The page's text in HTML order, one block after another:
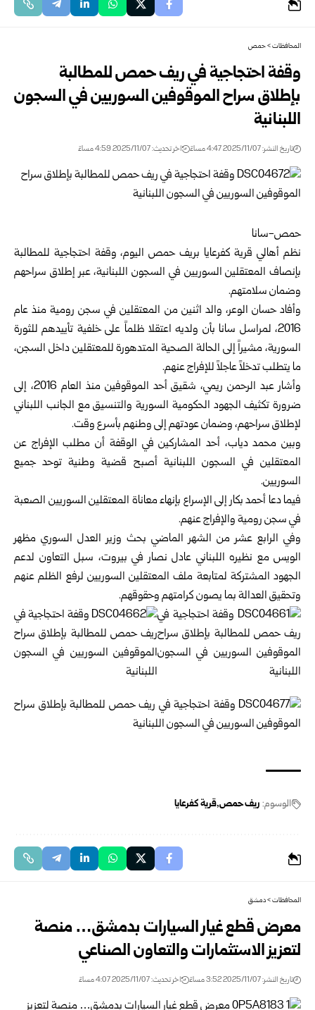
المحافظات>حمص
وقفة احتجاجية في ريف حمص للمطالبة
بإطلاق سراح الموقوفين السوريين في السجون
اللبنانية
تاريخ النشر: 2025/11/07 4:47 مساءً اخر تحديث: 2025/11/07 4:59 مساءً
حمص-سانا
نظم أهالي قرية كفرعايا بريف حمص اليوم، وقفة احتجاجية للمطالبة
بإنصاف المعتقلين السوريين في السجون اللبنانية، عبر إطلاق سراحهم
وضمان سلامتهم.
وأفاد حسان الوعر، والد اثنين من المعتقلين في سجن رومية منذ عام
2016، لمراسل سانا بأن ولديه اعتقلا ظلماً على خلفية تأييدهم للثورة
السورية، مشيراً إلى الحالة الصحية المتدهورة للمعتقلين داخل السجن،
ما يتطلب تدخلاً عاجلاً للإفراج عنهم.
وأشار عبد الرحمن ريمي، شقيق أحد الموقوفين منذ العام 2016، إلى
ضرورة تكثيف الجهود الحكومية السورية والتنسيق مع الجانب اللبناني
لإطلاق سراحهم، وضمان عودتهم إلى وطنهم بأسرع وقت.
وبين محمد دياب، أحد المشاركين في الوقفة أن مطلب الإفراج عن
المعتقلين في السجون اللبنانية أصبح قضية وطنية توحد جميع
السوريين.
فيما دعا أحمد بكار إلى الإسراع بإنهاء معاناة المعتقلين السوريين الصعبة
في سجن رومية والإفراج عنهم.
وفي الرابع عشر من الشهر الماضي بحث وزير العدل السوري مظهر
الويس مع نظيره اللبناني عادل نصار في بيروت، سبل التعاون لدعم
الجهود المشتركة لمتابعة ملف المعتقلين السوريين لرفع الظلم عنهم
وتحقيق العدالة بما يصون كرامتهم وحقوقهم.
الوسوم: ريف حمص قرية كفرعايا
المحافظات>دمشق
معرض قطع غيار السيارات بدمشق… منصة
لتعزيز الاستثمارات والتعاون الصناعي
تاريخ النشر: 2025/11/07 3:52 مساءً اخر تحديث: 2025/11/07 4:07 مساءً